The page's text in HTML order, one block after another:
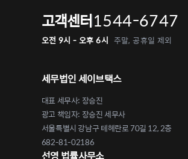
고객센터1544-6747
오전 9시 - 오후 6시 주말, 공휴일 제외
세무법인 세이브택스
대표 세무사: 장승진
광고 책임자: 장승진 세무사
서울특별시 강남구 테헤란로 70길 12, 2층
682-81-02186
선영 법률사무소